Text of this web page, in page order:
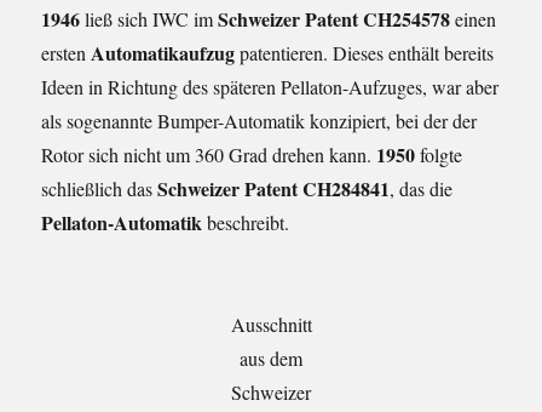
1946ließ sich IWC imSchweizer Patent CH254578einen
erstenAutomatikaufzugpatentieren. Dieses enthält bereits
Ideen in Richtung des späteren Pellaton-Aufzuges, war aber
als sogenannte Bumper-Automatik konzipiert, bei der der
Rotor sich nicht um 360 Grad drehen kann. 1950folgte
schließlich dasSchweizer Patent CH284841, das die
Pellaton-Automatikbeschreibt.
Ausschnitt
aus dem
Schweizer